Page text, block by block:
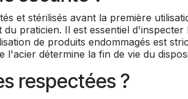
et stérilisés avant la première
praticien. Il est essentiel
de produits endommagés est
l'acier détermine la fin de vie du
respectées ?